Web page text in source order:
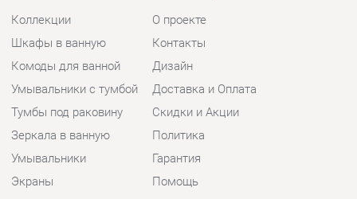
Экраны
ГОРОДА
Весь мир
Екатеринбург
КОНТАКТЫ
Шоурум и склад самовывоза
Адрес: г. Екатеринбург,
Металлургов, 84
Телефон: +7 (343) 382-20-86